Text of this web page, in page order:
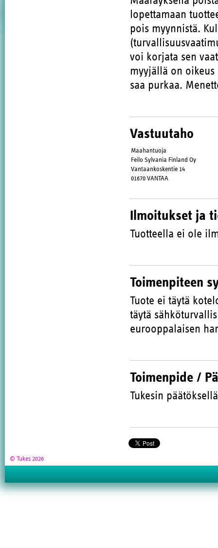
lopettamaan
pois myynnistä.
voi korjata sen
myyjällä on
saa purkaa.
Vastuutaho
Maahantuoja
Feilo Sylvania Finland Oy
Vantaankoskentie 14
01670 VANTAA
Ilmoitukset ja
Tuotteella ei ole
Toimenpiteen
Tuote ei täytä
täytä
eurooppalaisen
Toimenpide /
Tukesin
© Tukes 2026